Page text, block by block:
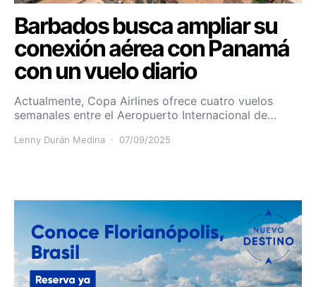
Barbados busca ampliar su
conexión aérea con Panamá
con un vuelo diario
Actualmente, Copa Airlines ofrece cuatro vuelos
semanales entre el Aeropuerto Internacional de…
Lenny Durán Medina 07/09/2025